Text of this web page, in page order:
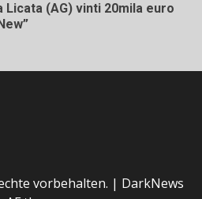
Licata (AG) vinti 20mila euro
vorbehalten. | DarkNews